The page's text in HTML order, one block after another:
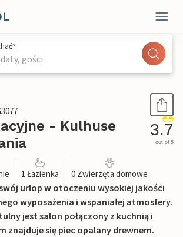
gości
- Kulhuse
3.7
out of 5
1 Łazienka 0 Zwierzęta domowe
urlop w otoczeniu wysokiej jakości
wyposażenia i wspaniałej atmosfery.
jest salon połączony z kuchnią i
znajduje się piec opalany drewnem.